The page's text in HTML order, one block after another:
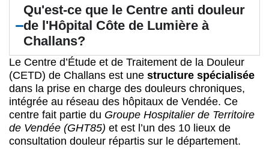
Qu'est-ce que le Centre anti douleur
de l'Hôpital Côte de Lumière à
Challans?
Le Centre d’Étude et de Traitement de la Douleur
(CETD) de Challans est une structure spécialisée
dans la prise en charge des douleurs chroniques,
intégrée au réseau des hôpitaux de Vendée. Ce
centre fait partie du Groupe Hospitalier de Territoire
de Vendée (GHT85) et est l’un des 10 lieux de
consultation douleur répartis sur le département.